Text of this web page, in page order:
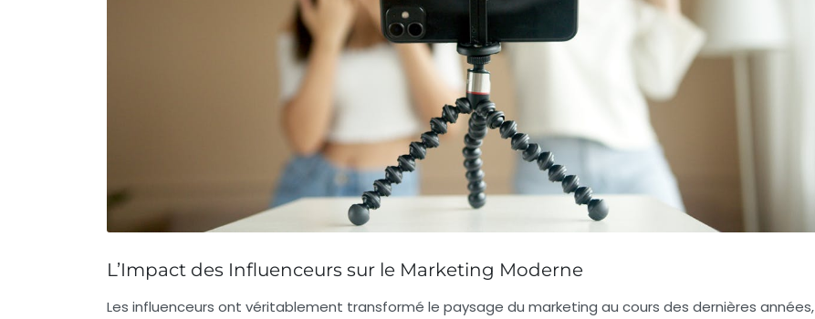
L’Impact des Influenceurs sur le Marketing Moderne
Les influenceurs ont véritablement transformé le paysage du marketing au cours des dernières années,